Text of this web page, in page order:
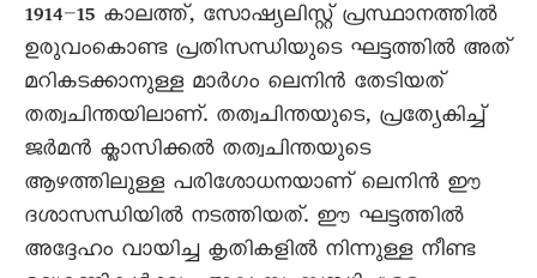
1914–15 കാലത്ത്, സോഷ്യലിസ്റ്റ് പ്രസ്ഥാനത്തിൽ
ഉരുവംകൊണ്ട പ്രതിസന്ധിയുടെ ഘട്ടത്തിൽ അത്
മറികടക്കാനുള്ള മാർഗം ലെനിൻ തേടിയത്
തത്വചിന്തയിലാണ്. തത്വചിന്തയുടെ, പ്രത്യേകിച്ച്
ജർമൻ ക്ലാസിക്കൽ തത്വചിന്തയുടെ
ആഴത്തിലുള്ള പരിശോധനയാണ് ലെനിൻ ഈ
ദശാസന്ധിയിൽ നടത്തിയത്. ഈ ഘട്ടത്തിൽ
അദ്ദേഹം വായിച്ച കൃതികളിൽ നിന്നുള്ള നീണ്ട